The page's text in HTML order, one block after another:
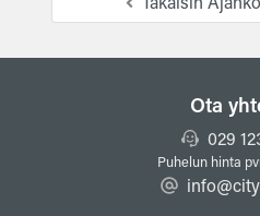
Ota
029
Puhelun hinta